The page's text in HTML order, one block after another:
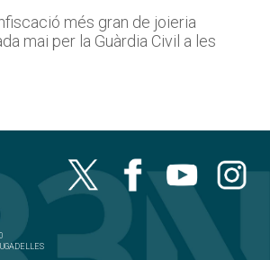
més gran de joieria
mai per la Guàrdia Civil a les